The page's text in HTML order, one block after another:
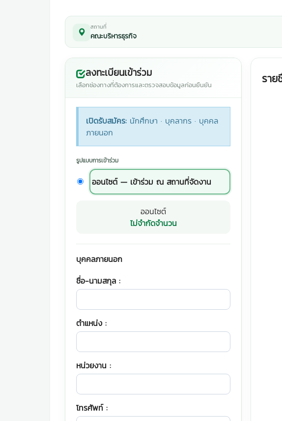
สถานที่
คณะบริหารธุรกิจ
ลงทะเบียนเข้าร่วม
เลือกช่องทางที่ต้องการและตรวจสอบข้อมูลก่อนยืนยัน
เปิดรับสมัคร: นักศึกษา · บุคลากร · บุคคล
ภายนอก
รูปแบบการเข้าร่วม
ออนไซต์ — เข้าร่วม ณ สถานที่จัดงาน
ออนไซต์
ไม่จำกัดจำนวน
บุคคลภายนอก
ชื่อ-นามสกุล :
ตำแหน่ง :
หน่วยงาน :
โทรศัพท์ :
ราย